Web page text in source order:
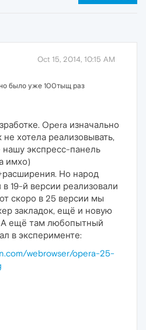
Oct 15, 2014, 10:15 AM
было уже 100тыщ раз
Opera изначально
хотела реализовывать,
нашу экспресс-панель
имхо)
Но народ
19-й версии реализовали
скоро в 25 версии мы
закладок, ещё и новую
А ещё там любопытный
в эксперименте:
webrowser/opera-25-